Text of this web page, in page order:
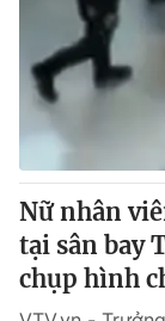
Nữ nhân
tại sân bay
chụp hình